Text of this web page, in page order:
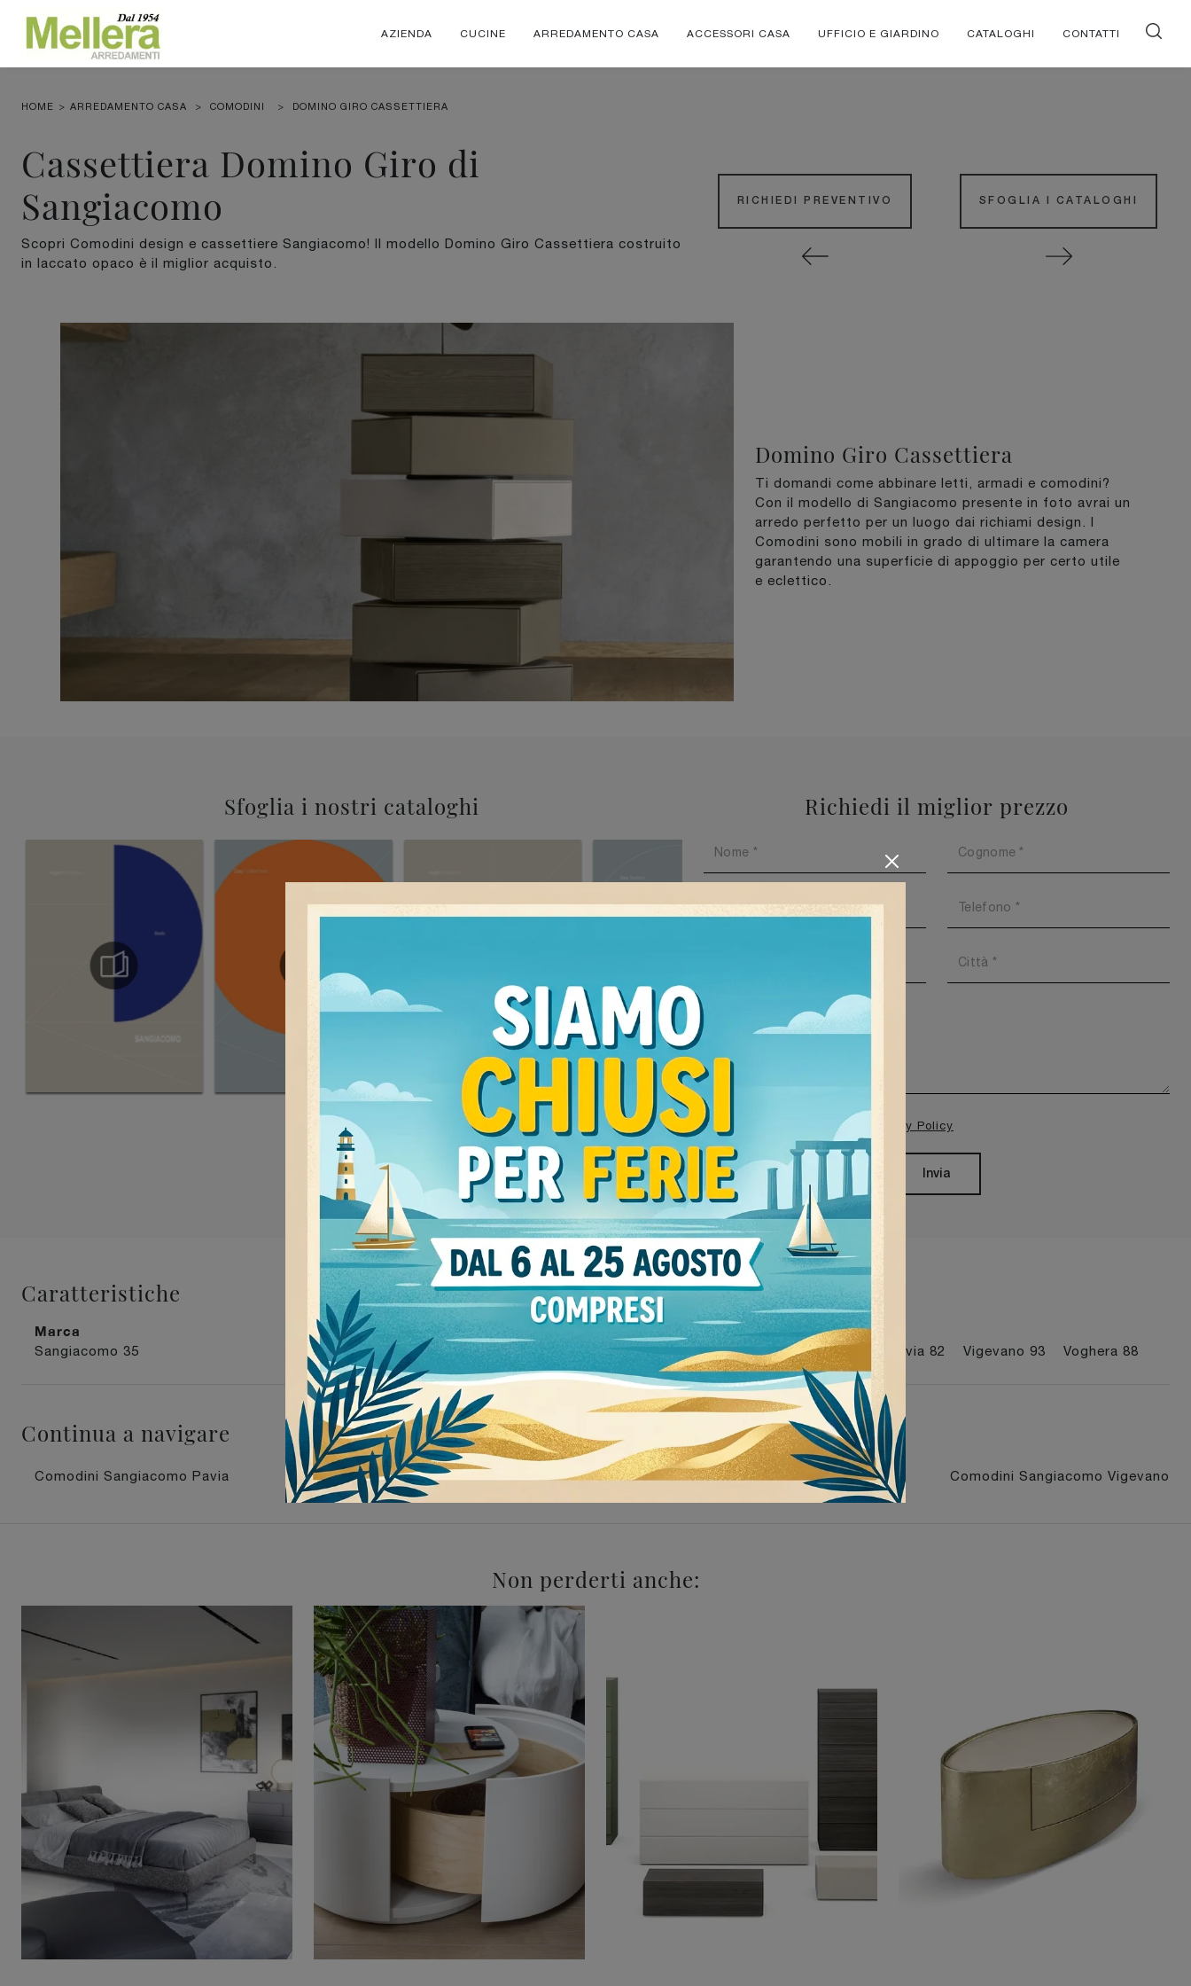
AZIENDA CUCINE ARREDAMENTO CASA ACCESSORI CASA UFFICIO E GIARDINO CATALOGHI CONTATTI
HOME > ARREDAMENTO CASA > COMODINI > DOMINO GIRO CASSETTIERA
Cassettiera Domino Giro di
Sangiacomo
Scopri Comodini design e cassettiere Sangiacomo! Il modello Domino Giro Cassettiera costruito
in laccato opaco è il miglior acquisto.
RICHIEDI PREVENTIVO SFOGLIA I CATALOGHI
Domino Giro Cassettiera
Ti domandi come abbinare letti, armadi e comodini?
Con il modello di Sangiacomo presente in foto avrai un
arredo perfetto per un luogo dai richiami design. I
Comodini sono mobili in grado di ultimare la camera
garantendo una superficie di appoggio per certo utile
e eclettico.
Sfoglia i nostri cataloghi Richiedi il miglior prezzo
Ho preso visione della Privacy Policy
Invia
Caratteristiche
Marca
Sangiacomo 35
Materiale
in laccato opaco43 design44
I più visti a :
Mede Pavia 82 Vigevano 93 Voghera 88
Continua a navigare
Comodini Sangiacomo Pavia Comodini Sangiacomo Mede Comodini Sangiacomo Voghera Comodini Sangiacomo Vigevano
Non perderti anche: